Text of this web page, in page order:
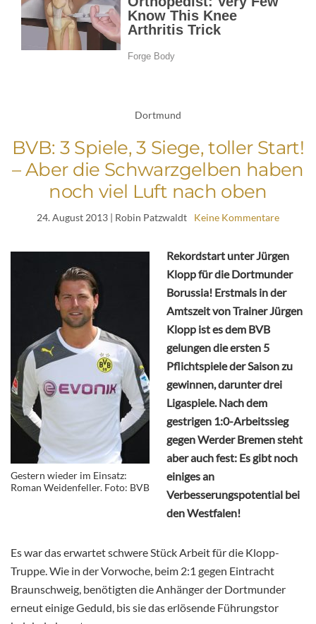
Dortmund
BVB: 3 Spiele, 3 Siege, toller Start!
– Aber die Schwarzgelben haben
noch viel Luft nach oben
24. August 2013 | Robin Patzwaldt Keine Kommentare
Gestern wieder im Einsatz:
Roman Weidenfeller. Foto: BVB
Rekordstart unter Jürgen
Klopp für die Dortmunder
Borussia! Erstmals in der
Amtszeit von Trainer Jürgen
Klopp ist es dem BVB
gelungen die ersten 5
Pflichtspiele der Saison zu
gewinnen, darunter drei
Ligaspiele. Nach dem
gestrigen 1:0-Arbeitssieg
gegen Werder Bremen steht
aber auch fest: Es gibt noch
einiges an
Verbesserungspotential bei
den Westfalen!
Es war das erwartet schwere Stück Arbeit für die Klopp-
Truppe. Wie in der Vorwoche, beim 2:1 gegen Eintracht
Braunschweig, benötigten die Anhänger der Dortmunder
erneut einige Geduld, bis sie das erlösende Führungstor